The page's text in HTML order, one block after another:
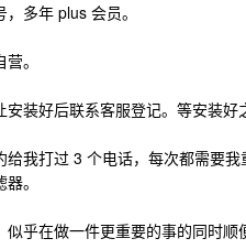
多年 plus 会员。
。
装好后联系客服登记。等安装好
我打过 3 个电话，每次都需要
。
乎在做一件更重要的事的同时